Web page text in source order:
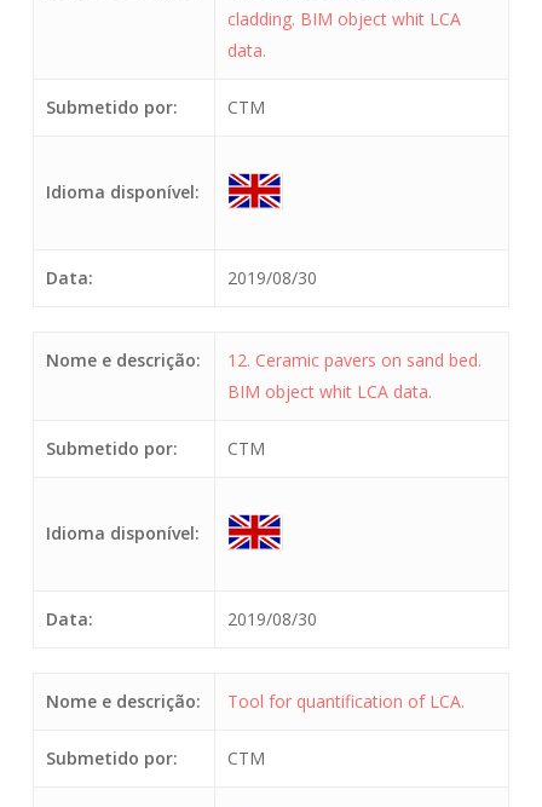
cladding. BIM object whit LCA
data.
Submetido por: CTM
Idioma disponível:
Data: 2019/08/30
Nome e descrição:
12. Ceramic pavers on sand bed.
BIM object whit LCA data.
Submetido por: CTM
Idioma disponível:
Data: 2019/08/30
Nome e descrição: Tool for quantification of LCA.
Submetido por: CTM